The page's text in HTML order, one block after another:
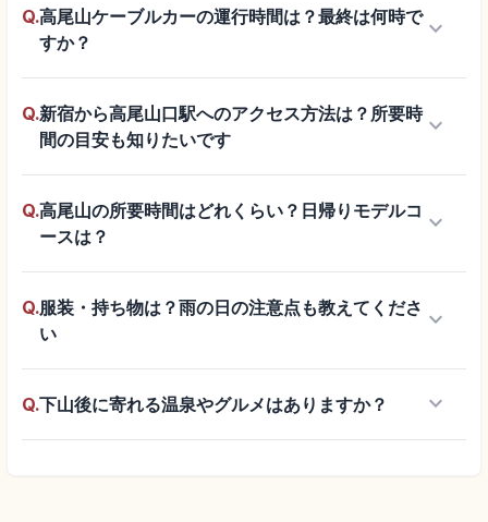
Q.高尾山ケーブルカーの運行時間は？最終は何時で
すか？
keyboard_arrow_down
Q.新宿から高尾山口駅へのアクセス方法は？所要時
間の目安も知りたいです
keyboard_arrow_down
Q.高尾山の所要時間はどれくらい？日帰りモデルコ
ースは？
keyboard_arrow_down
Q.服装・持ち物は？雨の日の注意点も教えてくださ
い
keyboard_arrow_down
Q.下山後に寄れる温泉やグルメはありますか？ keyboard_arrow_down